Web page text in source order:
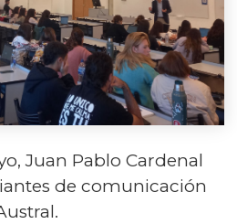
Juan Pablo Cardenal
de comunicación